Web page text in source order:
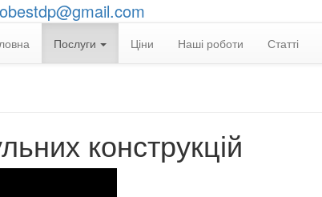
Послуги Ціни Наші роботи Статті
конструкцій